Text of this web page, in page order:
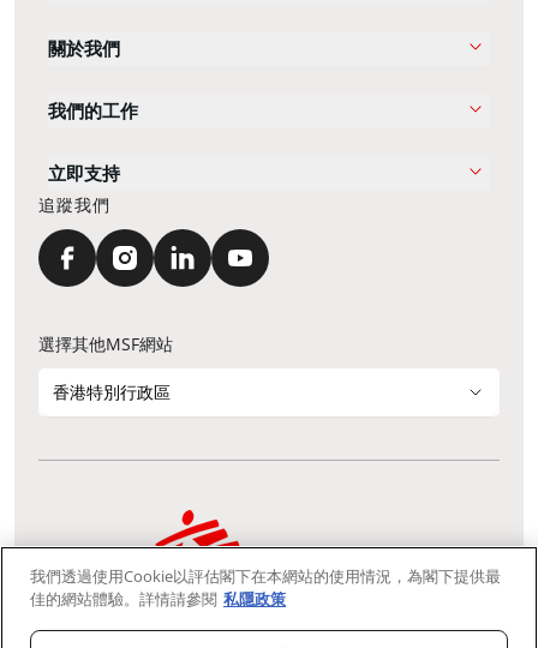
關於我們
我們的工作
立即支持
追蹤我們
選擇其他MSF網站
香港特別行政區
通訊資料更新 鳴謝 私隱聲明
我們採用安全通訊端層 (Secure Socket Layer, SSL) 協定，有助保障敏感
資料在你的瀏覽器和我們伺服器之間的網上傳輸維持保密性。
我們透過使用Cookie以評估閣下在本網站的使用情況，為閣下提供最
佳的網站體驗。詳情請參閱 私隱政策